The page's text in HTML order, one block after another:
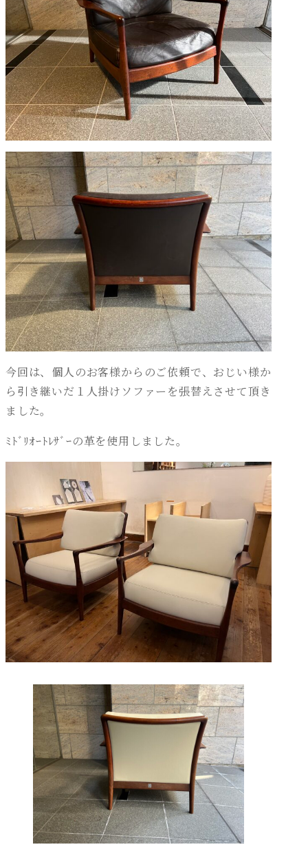
今回は、個人のお客様からのご依頼で、おじい様か
ら引き継いだ１人掛けソファーを張替えさせて頂き
ました。
ﾐﾄﾞﾘｵｰﾄﾚｻﾞｰの革を使用しました。